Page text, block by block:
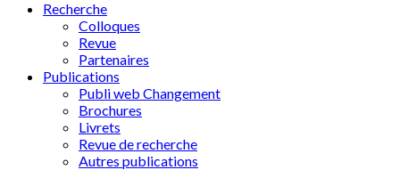
Recherche
Colloques
Revue
Partenaires
Publications
Publi web Changement
Brochures
Livrets
Revue de recherche
Autres publications